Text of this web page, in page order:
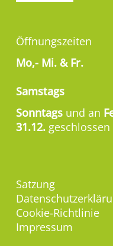
Öffnungszeiten
Mo,- Mi. & Fr.
Samstags
Sonntags und an
31.12. geschlossen
Satzung
Cookie-Richtlinie
Impressum